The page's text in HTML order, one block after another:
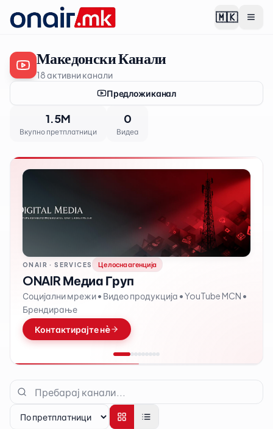
🇲🇰
Македонски Канали
18активни канали
Предложи канал
1.5M
Вкупно претплатници
0
Видеа
ONAIR · SERVICES Целосна агенција
ONAIR Медиа Груп
Социјални мрежи • Видео продукција • YouTube MCN •
Брендирање
Контактирајте нè